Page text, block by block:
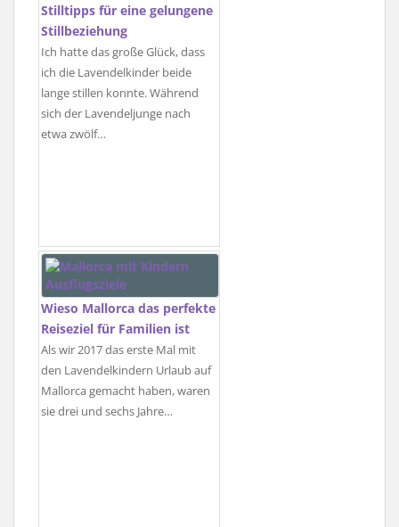
Stilltipps für eine gelungene
Stillbeziehung
Ich hatte das große Glück, dass
ich die Lavendelkinder beide
lange stillen konnte. Während
sich der Lavendeljunge nach
etwa zwölf…
Wieso Mallorca das perfekte
Reiseziel für Familien ist
Als wir 2017 das erste Mal mit
den Lavendelkindern Urlaub auf
Mallorca gemacht haben, waren
sie drei und sechs Jahre…